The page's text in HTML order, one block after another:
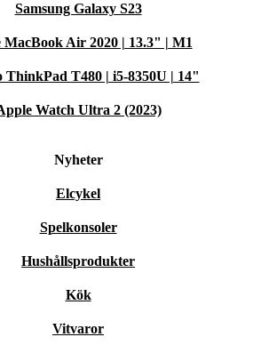
Samsung Galaxy S23
MacBook Air 2020 | 13.3" | M1
ThinkPad T480 | i5-8350U | 14"
Watch Ultra 2 (2023)
Nyheter
Elcykel
Spelkonsoler
Hushållsprodukter
Kök
Vitvaror